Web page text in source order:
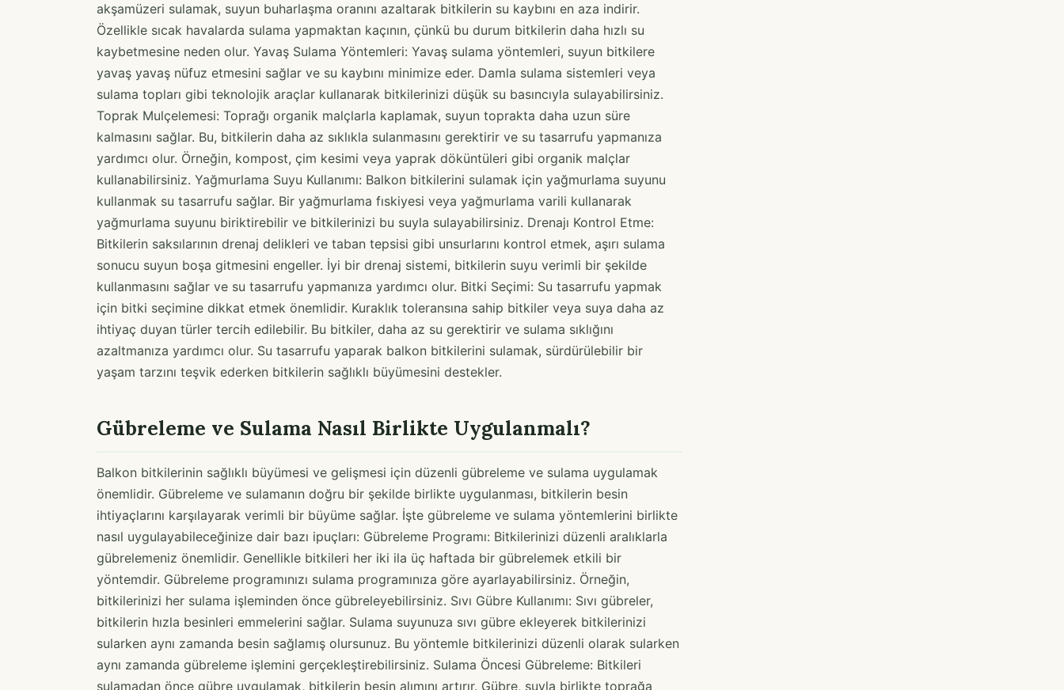
akşamüzeri sulamak, suyun buharlaşma oranını azaltarak bitkilerin su kaybını en aza indirir.
Özellikle sıcak havalarda sulama yapmaktan kaçının, çünkü bu durum bitkilerin daha hızlı su
kaybetmesine neden olur. Yavaş Sulama Yöntemleri: Yavaş sulama yöntemleri, suyun bitkilere
yavaş yavaş nüfuz etmesini sağlar ve su kaybını minimize eder. Damla sulama sistemleri veya
sulama topları gibi teknolojik araçlar kullanarak bitkilerinizi düşük su basıncıyla sulayabilirsiniz.
Toprak Mulçelemesi: Toprağı organik malçlarla kaplamak, suyun toprakta daha uzun süre
kalmasını sağlar. Bu, bitkilerin daha az sıklıkla sulanmasını gerektirir ve su tasarrufu yapmanıza
yardımcı olur. Örneğin, kompost, çim kesimi veya yaprak döküntüleri gibi organik malçlar
kullanabilirsiniz. Yağmurlama Suyu Kullanımı: Balkon bitkilerini sulamak için yağmurlama suyunu
kullanmak su tasarrufu sağlar. Bir yağmurlama fıskiyesi veya yağmurlama varili kullanarak
yağmurlama suyunu biriktirebilir ve bitkilerinizi bu suyla sulayabilirsiniz. Drenajı Kontrol Etme:
Bitkilerin saksılarının drenaj delikleri ve taban tepsisi gibi unsurlarını kontrol etmek, aşırı sulama
sonucu suyun boşa gitmesini engeller. İyi bir drenaj sistemi, bitkilerin suyu verimli bir şekilde
kullanmasını sağlar ve su tasarrufu yapmanıza yardımcı olur. Bitki Seçimi: Su tasarrufu yapmak
için bitki seçimine dikkat etmek önemlidir. Kuraklık toleransına sahip bitkiler veya suya daha az
ihtiyaç duyan türler tercih edilebilir. Bu bitkiler, daha az su gerektirir ve sulama sıklığını
azaltmanıza yardımcı olur. Su tasarrufu yaparak balkon bitkilerini sulamak, sürdürülebilir bir
yaşam tarzını teşvik ederken bitkilerin sağlıklı büyümesini destekler.
Gübreleme ve Sulama Nasıl Birlikte Uygulanmalı?
Balkon bitkilerinin sağlıklı büyümesi ve gelişmesi için düzenli gübreleme ve sulama uygulamak
önemlidir. Gübreleme ve sulamanın doğru bir şekilde birlikte uygulanması, bitkilerin besin
ihtiyaçlarını karşılayarak verimli bir büyüme sağlar. İşte gübreleme ve sulama yöntemlerini birlikte
nasıl uygulayabileceğinize dair bazı ipuçları: Gübreleme Programı: Bitkilerinizi düzenli aralıklarla
gübrelemeniz önemlidir. Genellikle bitkileri her iki ila üç haftada bir gübrelemek etkili bir
yöntemdir. Gübreleme programınızı sulama programınıza göre ayarlayabilirsiniz. Örneğin,
bitkilerinizi her sulama işleminden önce gübreleyebilirsiniz. Sıvı Gübre Kullanımı: Sıvı gübreler,
bitkilerin hızla besinleri emmelerini sağlar. Sulama suyunuza sıvı gübre ekleyerek bitkilerinizi
sularken aynı zamanda besin sağlamış olursunuz. Bu yöntemle bitkilerinizi düzenli olarak sularken
aynı zamanda gübreleme işlemini gerçekleştirebilirsiniz. Sulama Öncesi Gübreleme: Bitkileri
sulamadan önce gübre uygulamak, bitkilerin besin alımını artırır. Gübre, suyla birlikte toprağa